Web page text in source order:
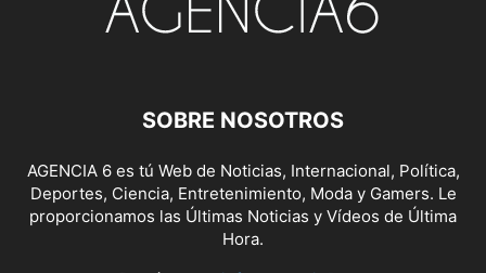
SOBRE NOSOTROS
AGENCIA 6 es tú Web de Noticias, Internacional, Política,
Deportes, Ciencia, Entretenimiento, Moda y Gamers. Le
proporcionamos las Últimas Noticias y Vídeos de Última
Hora.